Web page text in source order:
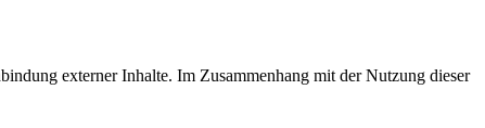
externer Inhalte. Im Zusammenhang mit der Nutzung dieser